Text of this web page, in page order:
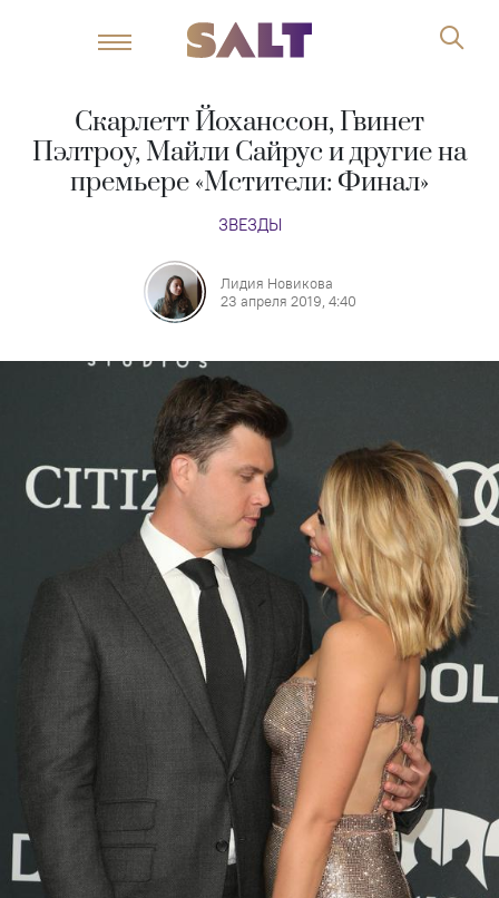
Скарлетт Йоханссон, Гвинет
Пэлтроу, Майли Сайрус и другие на
премьере «Мстители: Финал»
ЗВЕЗДЫ
Лидия Новикова
23 апреля 2019, 4:40